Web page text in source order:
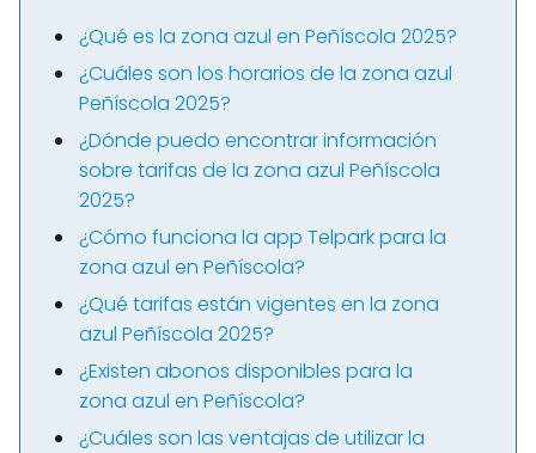
¿Qué es la zona azul en Peñíscola 2025?
¿Cuáles son los horarios de la zona azul
Peñíscola 2025?
¿Dónde puedo encontrar información
sobre tarifas de la zona azul Peñíscola
2025?
¿Cómo funciona la app Telpark para la
zona azul en Peñíscola?
¿Qué tarifas están vigentes en la zona
azul Peñíscola 2025?
¿Existen abonos disponibles para la
zona azul en Peñíscola?
¿Cuáles son las ventajas de utilizar la